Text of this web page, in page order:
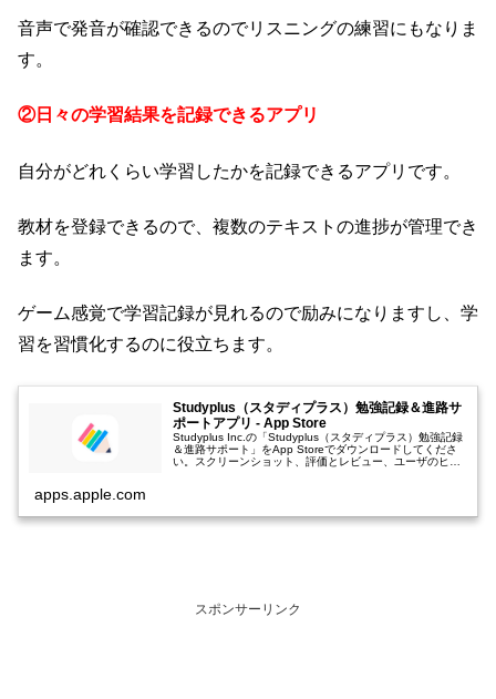
音声で発音が確認できるのでリスニングの練習にもなりま
す。
②日々の学習結果を記録できるアプリ
自分がどれくらい学習したかを記録できるアプリです。
教材を登録できるので、複数のテキストの進捗が管理でき
ます。
ゲーム感覚で学習記録が見れるので励みになりますし、学
習を習慣化するのに役立ちます。
Studyplus（スタディプラス）勉強記録＆進路サ
ポートアプリ - App Store
Studyplus Inc.の「Studyplus（スタディプラス）勉強記録
＆進路サポート」をApp Storeでダウンロードしてくださ
い。スクリーンショット、評価とレビュー、ユーザのヒン
apps.apple.com
スポンサーリンク